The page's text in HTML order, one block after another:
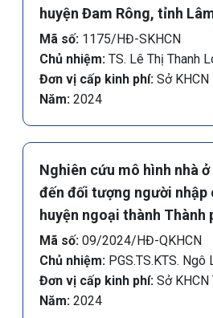
huyện Đam Rông, tỉnh
Mã số:1175/HĐ-SKHCN
Chủ nhiệm:TS. Lê Thị Thanh
Đơn vị cấp kinh phí:Sở KHCN
Năm:2024
Nghiên cứu mô hình nhà
đến đối tượng người nhập
huyện ngoại thành Thành
Mã số:09/2024/HĐ-QKHCN
Chủ nhiệm:PGS.TS.KTS. Ngô
Đơn vị cấp kinh phí:Sở KHCN
Năm:2024